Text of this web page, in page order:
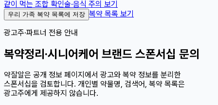
같이 먹는 조합 확인술·음식 주의 보기
우리 가족 복약 목록에 저장 복약 목록 보기
광고주·파트너 전용 안내
복약정리·시니어케어 브랜드 스폰서십 문의
약잘알은 공개 정보 페이지에서 광고와 복약 정보를 분리한
스폰서십을 검토합니다. 개인별 약물명, 검색어, 복약 목록은
광고주에게 제공하지 않습니다.